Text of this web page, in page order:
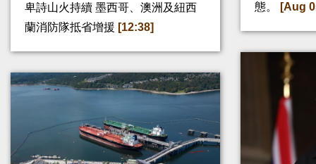
卑詩山火持續 墨西哥、澳洲及紐西
蘭消防隊抵省增援 [12:38]
態。
[Aug